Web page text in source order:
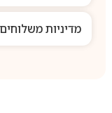
מדיניות משלוחים